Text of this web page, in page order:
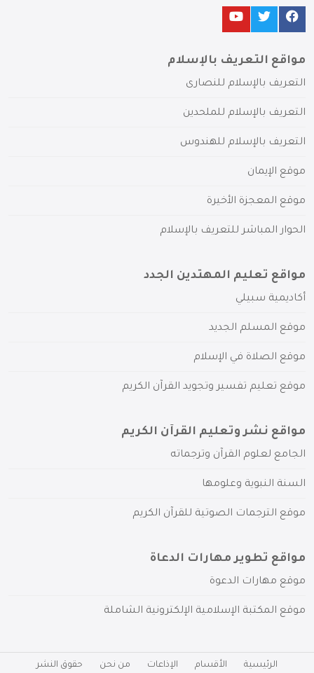
مواقع التعريف بالإسلام
التعريف بالإسلام للنصارى
التعريف بالإسلام للملحدين
التعريف بالإسلام للهندوس
موقع الإيمان
موقع المعجزة الأخيرة
الحوار المباشر للتعريف بالإسلام
مواقع تعليم المهتدين الجدد
أكاديمية سبيلي
موقع المسلم الجديد
موقع الصلاة في الإسلام
موقع تعليم تفسير وتجويد القرآن الكريم
مواقع نشر وتعليم القرآن الكريم
الجامع لعلوم القرآن وترجماته
السنة النبوية وعلومها
موقع الترجمات الصوتية للقرآن الكريم
مواقع تطوير مهارات الدعاة
موقع مهارات الدعوة
موقع المكتبة الإسلامية الإلكترونية الشاملة
الرئيسية الأقسام الإذاعات من نحن حقوق النشر